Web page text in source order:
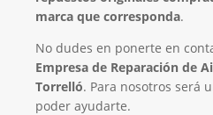
marca que corresponda.
No dudes en ponerte en
Empresa de Reparación de
Torrelló. Para nosotros será
poder ayudarte.